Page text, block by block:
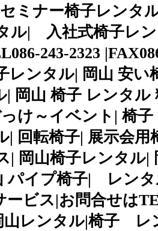
ミナー椅子レンタ
ル| 入社式椅子レ
243-2323
レンタル| 岡山 安
| 岡山 椅子 レンタ
け～イベント| 椅
| 回転椅子| 展示会
| 岡山椅子レンタル
パイプ椅子| レン
ービス|お問合せは
山レンタル|椅子